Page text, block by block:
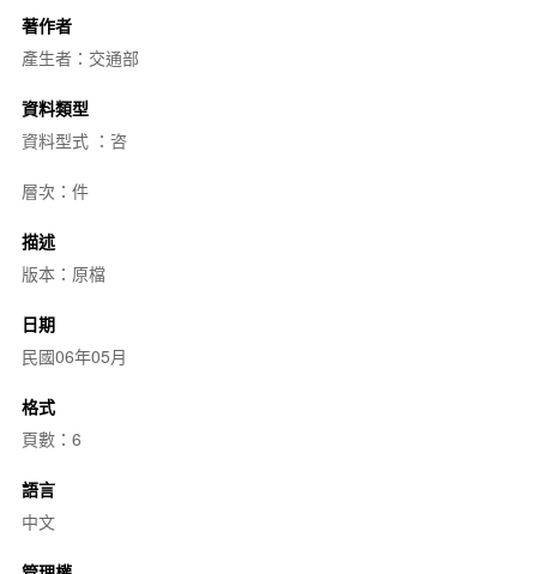
著作者
產生者：交通部
資料類型
資料型式 ：咨
層次：件
描述
版本：原檔
日期
民國06年05月
格式
頁數：6
語言
中文